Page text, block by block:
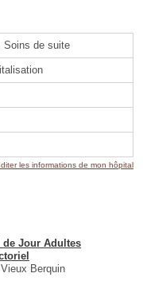
Soins de suite
les informations de mon hôpital
de Jour Adultes
Berquin